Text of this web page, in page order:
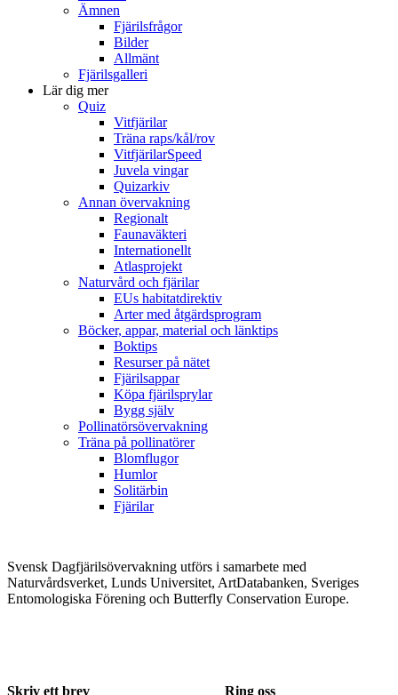
Ämnen
Fjärilsfrågor
Bilder
Allmänt
Fjärilsgalleri
Lär dig mer
Quiz
Vitfjärilar
Träna raps/kål/rov
VitfjärilarSpeed
Juvela vingar
Quizarkiv
Annan övervakning
Regionalt
Faunaväkteri
Internationellt
Atlasprojekt
Naturvård och fjärilar
EUs habitatdirektiv
Arter med åtgärdsprogram
Böcker, appar, material och länktips
Boktips
Resurser på nätet
Fjärilsappar
Köpa fjärilsprylar
Bygg själv
Pollinatörsövervakning
Träna på pollinatörer
Blomflugor
Humlor
Solitärbin
Fjärilar
Svensk Dagfjärilsövervakning utförs i samarbete med
Naturvårdsverket, Lunds Universitet, ArtDatabanken, Sveriges
Entomologiska Förening och Butterfly Conservation Europe.
Skriv ett brev Ring oss